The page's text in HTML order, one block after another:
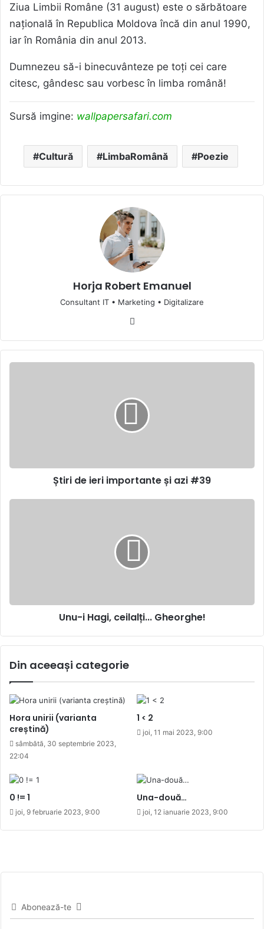
Ziua Limbii Române (31 august) este o sărbătoare
națională în Republica Moldova încă din anul 1990,
iar în România din anul 2013.
Dumnezeu să-i binecuvânteze pe toți cei care
citesc, gândesc sau vorbesc în limba română!
Sursă imgine: wallpapersafari.com
Cultură LimbaRomână Poezie
Horja Robert Emanuel
Consultant IT • Marketing • Digitalizare
Știri de ieri importante și azi #39
Unu-i Hagi, ceilalți... Gheorghe!
Din aceeași categorie
Hora unirii (varianta
creștină)
sâmbătă, 30 septembrie 2023,
22:04
1 < 2
joi, 11 mai 2023, 9:00
0 != 1
joi, 9 februarie 2023, 9:00
Una-două…
joi, 12 ianuarie 2023, 9:00
Abonează-te